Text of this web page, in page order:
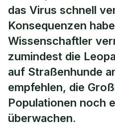
das Virus schnell
Konsequenzen
Wissenschaftler
zumindest die
auf Straßenhunde
empfehlen, die
Populationen noch
überwachen.